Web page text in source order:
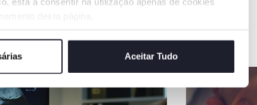
está a consentir na utilização apenas de cookies
Aceitar Tudo